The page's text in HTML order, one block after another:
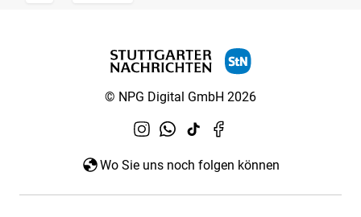
© NPG Digital GmbH 2026
Wo Sie uns noch folgen können